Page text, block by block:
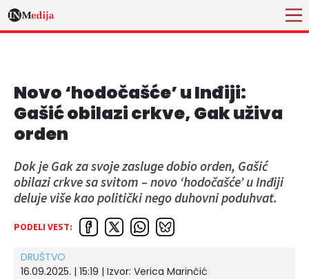
Novo ‘hodočašće’ u Inđiji:
Gašić obilazi crkve, Gak uživa
orden
Dok je Gak za svoje zasluge dobio orden, Gašić
obilazi crkve sa svitom – novo ‘hodočašće’ u Inđiji
deluje više kao politički nego duhovni poduhvat.
PODELI VEST:
DRUŠTVO
16.09.2025. | 15:19 | Izvor: Verica Marinčić